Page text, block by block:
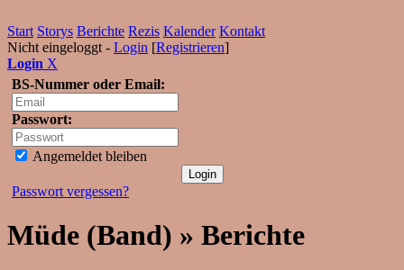
Start Storys Berichte Rezis Kalender Kontakt
Nicht eingeloggt - Login [Registrieren]
Login X
BS-Nummer oder Email:
Passwort:
Angemeldet bleiben
Passwort vergessen?
Müde (Band) » Berichte